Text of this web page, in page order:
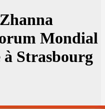
Mondial
Strasbourg